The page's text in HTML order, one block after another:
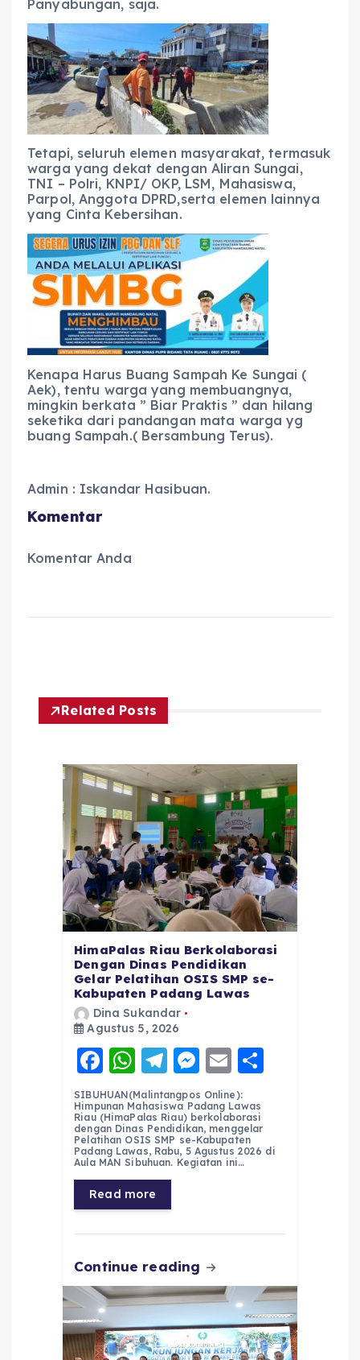
Panyabungan, saja.
Tetapi, seluruh elemen masyarakat, termasuk
warga yang dekat dengan Aliran Sungai,
TNI – Polri, KNPI/ OKP, LSM, Mahasiswa,
Parpol, Anggota DPRD,serta elemen lainnya
yang Cinta Kebersihan.
Kenapa Harus Buang Sampah Ke Sungai (
Aek), tentu warga yang membuangnya,
mingkin berkata ” Biar Praktis ” dan hilang
seketika dari pandangan mata warga yg
buang Sampah.( Bersambung Terus).
Admin : Iskandar Hasibuan.
Komentar
Komentar Anda
Related Posts
HimaPalas Riau Berkolaborasi
Dengan Dinas Pendidikan
Gelar Pelatihan OSIS SMP se-
Kabupaten Padang Lawas
Dina Sukandar
Agustus 5, 2026
F
a
c
e
b
o
o
k
W
h
a
ts
A
p
p
T
el
e
g
r
a
m
M
e
ss
e
n
E
m
ai
l
re
SIBUHUAN(Malintangpos Online):
Himpunan Mahasiswa Padang Lawas
Riau (HimaPalas Riau) berkolaborasi
dengan Dinas Pendidikan, menggelar
Pelatihan OSIS SMP se-Kabupaten
Padang Lawas, Rabu, 5 Agustus 2026 di
Aula MAN Sibuhuan. Kegiatan ini…
Read more
Continue reading